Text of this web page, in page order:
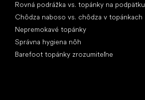
Rovná podrážka vs. topánky na podpätku
Chôdza naboso vs. chôdza v topánkach
Nepremokavé topánky
Správna hygiena nôh
Barefoot topánky zrozumiteľne